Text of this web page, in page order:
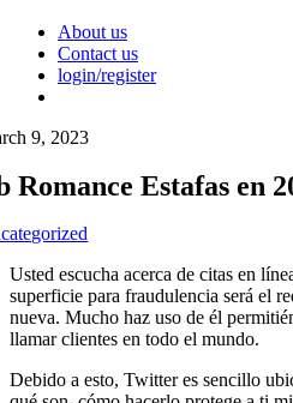
About us
Contact us
login/register
9, 2023
Romance Estafas en
Usted escucha acerca de citas en
superficie para fraudulencia será el
nueva. Mucho haz uso de él
llamar clientes en todo el mundo.
Debido a esto, Twitter es sencillo